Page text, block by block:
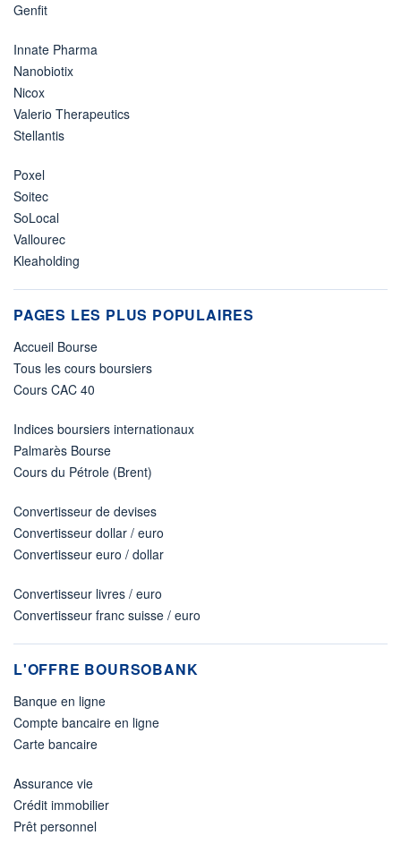
Genfit
Innate Pharma
Nanobiotix
Nicox
Valerio Therapeutics
Stellantis
Poxel
Soitec
SoLocal
Vallourec
Kleaholding
PAGES LES PLUS POPULAIRES
Accueil Bourse
Tous les cours boursiers
Cours CAC 40
Indices boursiers internationaux
Palmarès Bourse
Cours du Pétrole (Brent)
Convertisseur de devises
Convertisseur dollar / euro
Convertisseur euro / dollar
Convertisseur livres / euro
Convertisseur franc suisse / euro
L'OFFRE BOURSOBANK
Banque en ligne
Compte bancaire en ligne
Carte bancaire
Assurance vie
Crédit immobilier
Prêt personnel